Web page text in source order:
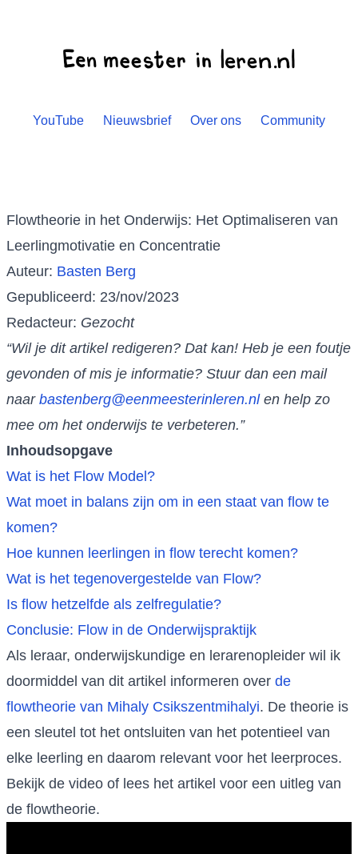
YouTube Nieuwsbrief Over ons Community
Flowtheorie in het Onderwijs: Het Optimaliseren van
Leerlingmotivatie en Concentratie
Auteur: Basten Berg
Gepubliceerd: 23/nov/2023
Redacteur: Gezocht
“Wil je dit artikel redigeren? Dat kan! Heb je een foutje
gevonden of mis je informatie? Stuur dan een mail
naar bastenberg@eenmeesterinleren.nlen help zo
mee om het onderwijs te verbeteren.”
Inhoudsopgave
Wat is het Flow Model?
Wat moet in balans zijn om in een staat van flow te
komen?
Hoe kunnen leerlingen in flow terecht komen?
Wat is het tegenovergestelde van Flow?
Is flow hetzelfde als zelfregulatie?
Conclusie: Flow in de Onderwijspraktijk
Als leraar, onderwijskundige en lerarenopleider wil ik
doormiddel van dit artikel informeren over de
flowtheorie van Mihaly Csikszentmihalyi. De theorie is
een sleutel tot het ontsluiten van het potentieel van
elke leerling en daarom relevant voor het leerproces.
Bekijk de video of lees het artikel voor een uitleg van
de flowtheorie.